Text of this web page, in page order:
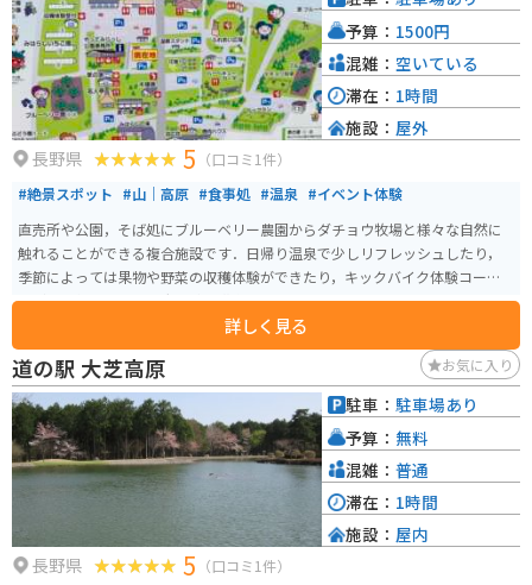
長野県 5 （口コミ1件）
#絶景スポット #山｜高原 #食事処 #温泉 #イベント体験
直売所や公園，そば処にブルーベリー農園からダチョウ牧場と様々な自然に
触れることができる複合施設です．日帰り温泉で少しリフレッシュしたり，
季節によっては果物や野菜の収穫体験ができたり，キックバイク体験コース
などで子供連れでも田舎体験を満喫できます．
詳しく見る
予算： 1500円
混雑： 空いている
滞在： 1時間
施設： 屋外
道の駅 大芝高原 お気に入り
長野県 5 （口コミ1件）
駐車： 駐車場あり
予算： 無料
混雑： 普通
滞在： 1時間
施設： 屋内